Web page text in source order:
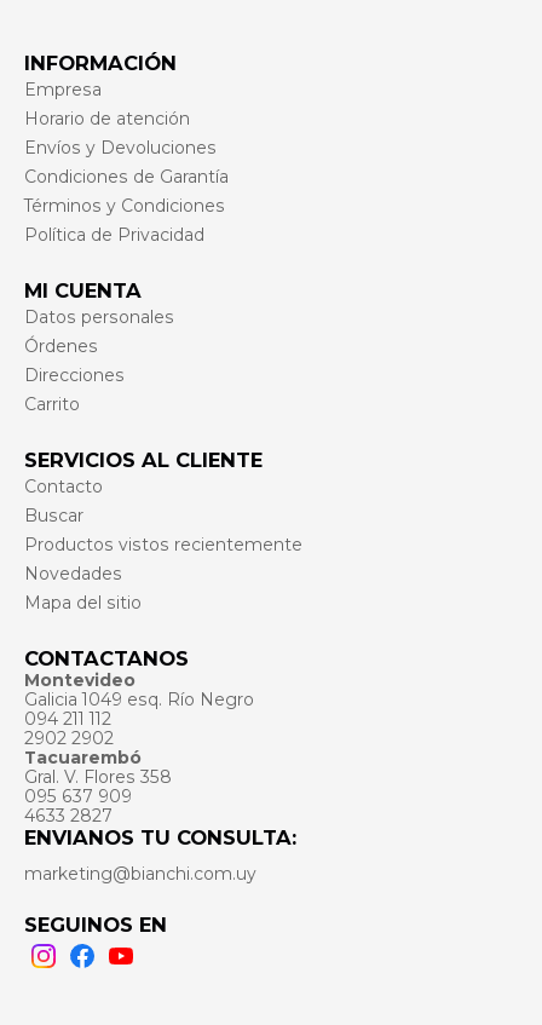
INFORMACIÓN
Empresa
Horario de atención
Envíos y Devoluciones
Condiciones de Garantía
Términos y Condiciones
Política de Privacidad
MI CUENTA
Datos personales
Órdenes
Direcciones
Carrito
SERVICIOS AL CLIENTE
Contacto
Buscar
Productos vistos recientemente
Novedades
Mapa del sitio
CONTACTANOS
Montevideo
Galicia 1049 esq. Río Negro
094 211 112
2902 2902
Tacuarembó
Gral. V. Flores 358
095 637 909
4633 2827
ENVIANOS TU CONSULTA:
marketing@bianchi.com.uy
SEGUINOS EN
Instagram
FacebookYoutube